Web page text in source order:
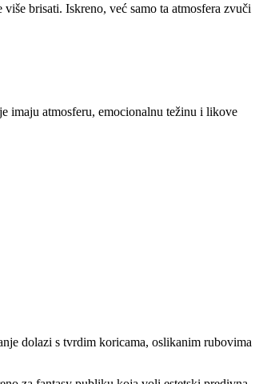
brisati. Iskreno, već samo ta atmosfera zvuči
imaju atmosferu, emocionalnu težinu i likove
dolazi s tvrdim koricama, oslikanim rubovima